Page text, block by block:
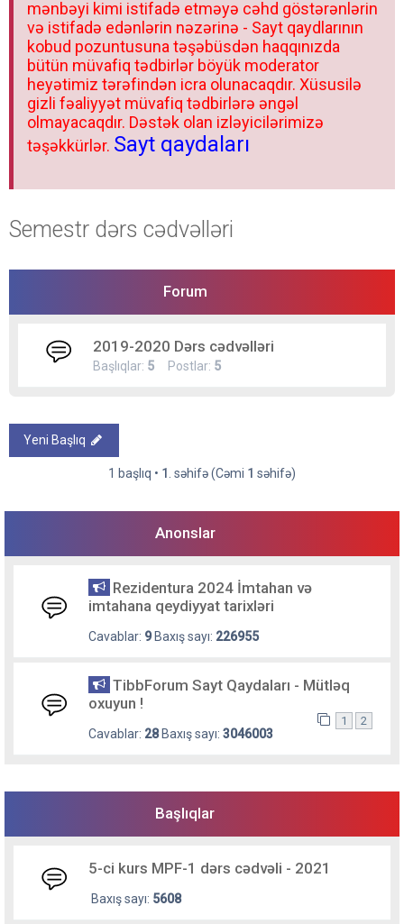
mənbəyi kimi istifadə etməyə cəhd göstərənlərin
və istifadə edənlərin nəzərinə - Sayt qaydlarının
kobud pozuntusuna təşəbüsdən haqqınızda
bütün müvafiq tədbirlər böyük moderator
heyətimiz tərəfindən icra olunacaqdır. Xüsusilə
gizli fəaliyyət müvafiq tədbirlərə əngəl
olmayacaqdır. Dəstək olan izləyicilərimizə
təşəkkürlər. Sayt qaydaları
Semestr dərs cədvəlləri
Forum
2019-2020 Dərs cədvəlləri
Başlıqlar: 5 Postlar: 5
Yeni Başlıq
1 başlıq • 1 . səhifə (Cəmi 1 səhifə)
Anonslar
Rezidentura 2024 İmtahan və
imtahana qeydiyyat tarixləri
Cavablar: 9Baxış sayı: 226955
TibbForum Sayt Qaydaları - Mütləq
oxuyun !
Cavablar: 28Baxış sayı: 3046003
1 2
Başlıqlar
5-ci kurs MPF-1 dərs cədvəli - 2021
Baxış sayı: 5608